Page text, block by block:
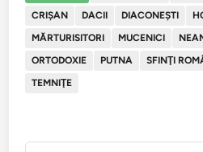
CRIŞAN
DACII DIACONEŞTI
MĂRTURISITORI
MUCENICI
ORTODOXIE
PUTNA SFINŢI
TEMNIŢE